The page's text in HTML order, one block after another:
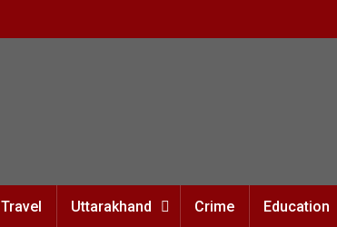
Travel Uttarakhand Crime Education